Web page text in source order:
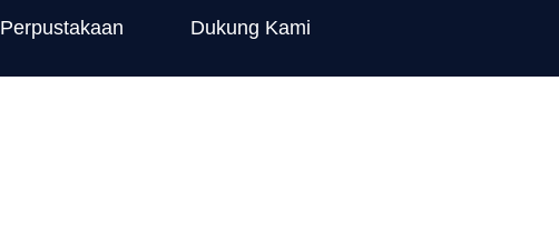
Perpustakaan Dukung Kami